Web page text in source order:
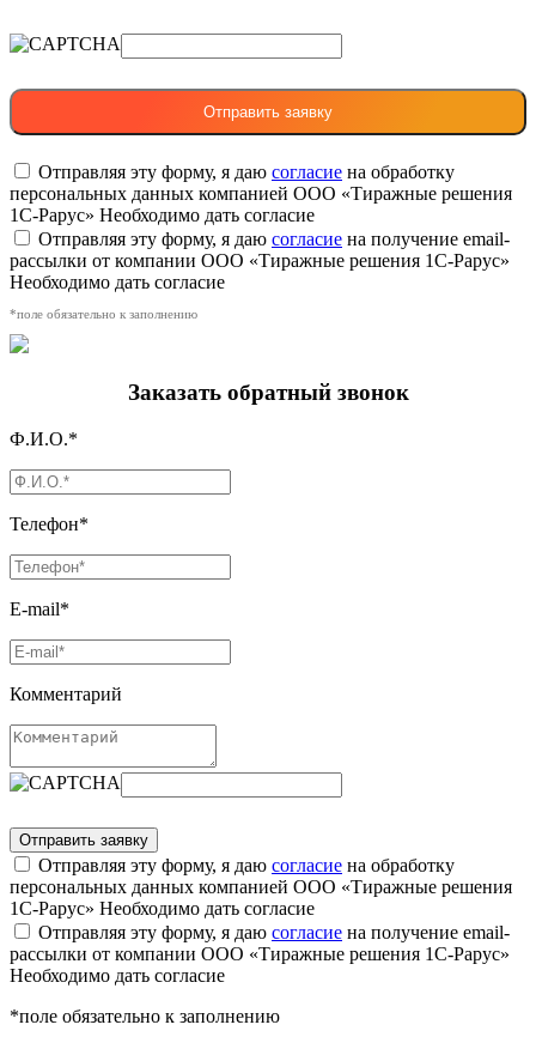
Отправляя эту форму, я даю согласие на обработку
персональных данных компанией ООО «Тиражные решения
1С-Рарус» Необходимо дать согласие
Отправляя эту форму, я даю согласие на получение email-
рассылки от компании ООО «Тиражные решения 1С-Рарус»
Необходимо дать согласие
*поле обязательно к заполнению
Заказать обратный звонок
Ф.И.О.*
Телефон*
E-mail*
Комментарий
Отправляя эту форму, я даю согласие на обработку
персональных данных компанией ООО «Тиражные решения
1С-Рарус» Необходимо дать согласие
Отправляя эту форму, я даю согласие на получение email-
рассылки от компании ООО «Тиражные решения 1С-Рарус»
Необходимо дать согласие
*поле обязательно к заполнению